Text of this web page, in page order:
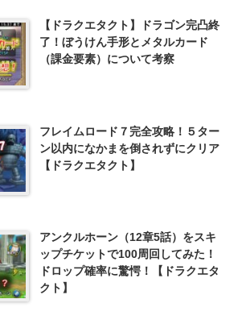
【ドラクエタクト】ドラゴン完凸終
了！ぼうけん手形とメタルカード
（課金要素）について考察
フレイムロード７完全攻略！５ター
ン以内になかまを倒されずにクリア
【ドラクエタクト】
アンクルホーン（12章5話）をスキ
ップチケットで100周回してみた！
ドロップ確率に驚愕！【ドラクエタ
クト】